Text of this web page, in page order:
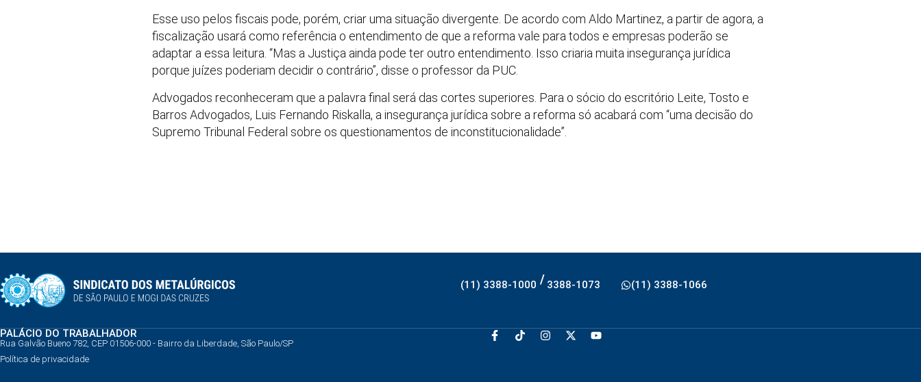
Esse uso pelos fiscais pode, porém, criar uma situação divergente. De acordo com Aldo Martinez, a partir de agora, a
fiscalização usará como referência o entendimento de que a reforma vale para todos e empresas poderão se
adaptar a essa leitura. “Mas a Justiça ainda pode ter outro entendimento. Isso criaria muita insegurança jurídica
porque juízes poderiam decidir o contrário”, disse o professor da PUC.
Advogados reconheceram que a palavra final será das cortes superiores. Para o sócio do escritório Leite, Tosto e
Barros Advogados, Luis Fernando Riskalla, a insegurança jurídica sobre a reforma só acabará com “uma decisão do
Supremo Tribunal Federal sobre os questionamentos de inconstitucionalidade”.
(11) 3388-1000 / 3388-1073 (11) 3388-1066
PALÁCIO DO TRABALHADOR
Rua Galvão Bueno 782, CEP 01506-000 - Bairro da Liberdade, São Paulo/SP
Política de privacidade